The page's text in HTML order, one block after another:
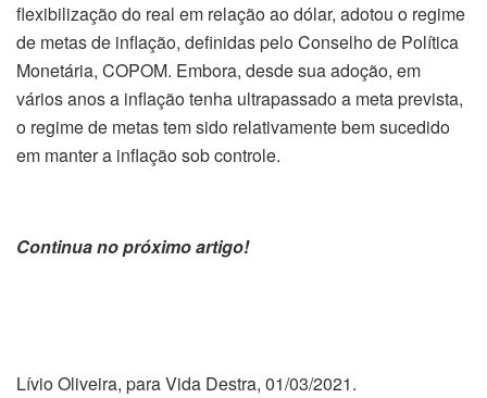
flexibilização do real em relação ao dólar, adotou o regime
de metas de inflação, definidas pelo Conselho de Política
Monetária, COPOM. Embora, desde sua adoção, em
vários anos a inflação tenha ultrapassado a meta prevista,
o regime de metas tem sido relativamente bem sucedido
em manter a inflação sob controle.
Continua no próximo artigo!
Lívio Oliveira, para Vida Destra, 01/03/2021.